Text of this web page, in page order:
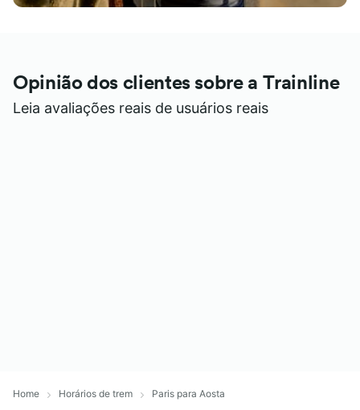
Opinião dos clientes sobre a Trainline
Leia avaliações reais de usuários reais
Home Horários de trem Paris para Aosta